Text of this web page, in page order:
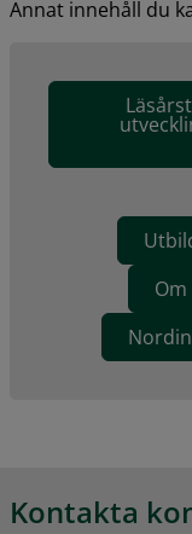
Annat innehåll du
Kontakta